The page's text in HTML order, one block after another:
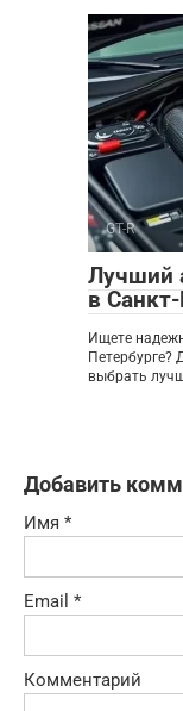
GT-R
Лучший
в
Ищете
выбрать
Добавить
Имя *
Email *
Комментарий